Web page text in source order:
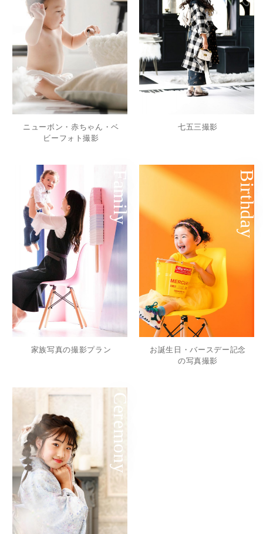
ニューボン・赤ちゃん・ベ
ビーフォト撮影
七五三撮影
Family
家族写真の撮影プラン
Birthday
お誕生日・バースデー記念
の写真撮影
Ceremony